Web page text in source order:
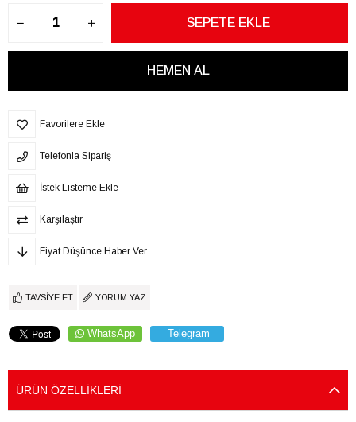
Favorilere Ekle
Telefonla Sipariş
İstek Listeme Ekle
Karşılaştır
Fiyat Düşünce Haber Ver
TAVSIYE ET YORUM YAZ
WhatsApp Telegram
ÜRÜN ÖZELLIKLERI